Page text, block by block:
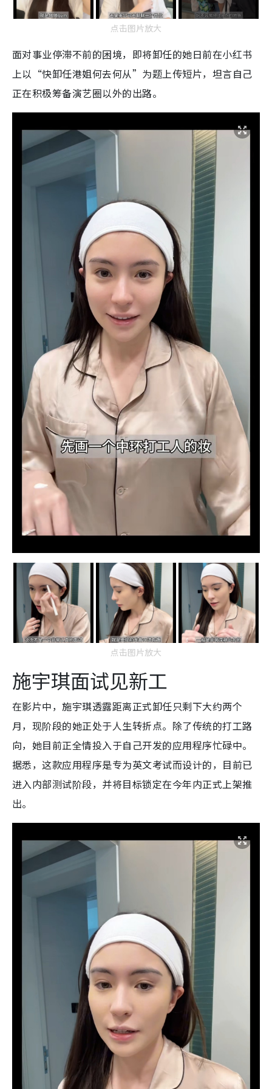
点击图片放大
面对事业停滞不前的困境，即将卸任的她日前在小红书
上以“快卸任港姐何去何从”为题上传短片，坦言自己
正在积极筹备演艺圈以外的出路。
点击图片放大
施宇琪面试见新工
在影片中，施宇琪透露距离正式卸任只剩下大约两个
月，现阶段的她正处于人生转折点。除了传统的打工路
向，她目前正全情投入于自己开发的应用程序忙碌中。
据悉，这款应用程序是专为英文考试而设计的，目前已
进入内部测试阶段，并将目标锁定在今年内正式上架推
出。